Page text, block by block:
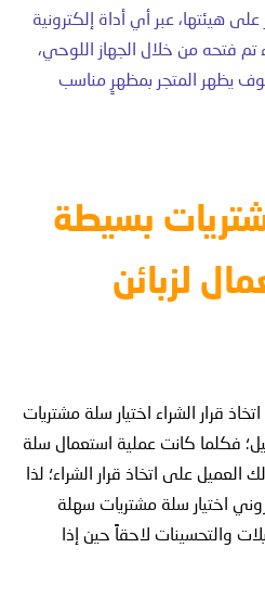
هيئتها، عبر أي أداة إلكترونية
تم فتحه من خلال الجهاز اللوحي،
يظهر المتجر بمظهرٍ مناسب
بسيطة
لزبائن
قرار الشراء اختيار سلة مشتريات
فكلما كانت عملية استعمال سلة
على اتخاذ قرار الشراء؛ لذا
اختيار سلة مشتريات سهلة
والتحسينات لاحقاً حين إذا